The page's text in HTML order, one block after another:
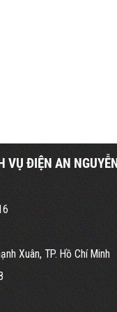
VỤ ĐIỆN AN NGUYỄN
Xuân, TP. Hồ Chí Minh